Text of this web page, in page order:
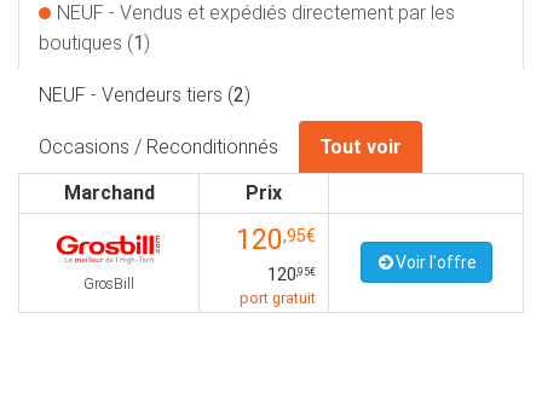
NEUF - Vendus et expédiés directement par les
boutiques (1)
NEUF - Vendeurs tiers (2)
Occasions / Reconditionnés
Tout voir
Marchand
Prix
GrosBill
120,95€
120,95€
port gratuit
Voir l'offre